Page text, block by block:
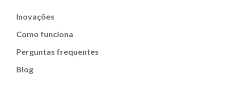
Inovações
Como funciona
Perguntas frequentes
Blog